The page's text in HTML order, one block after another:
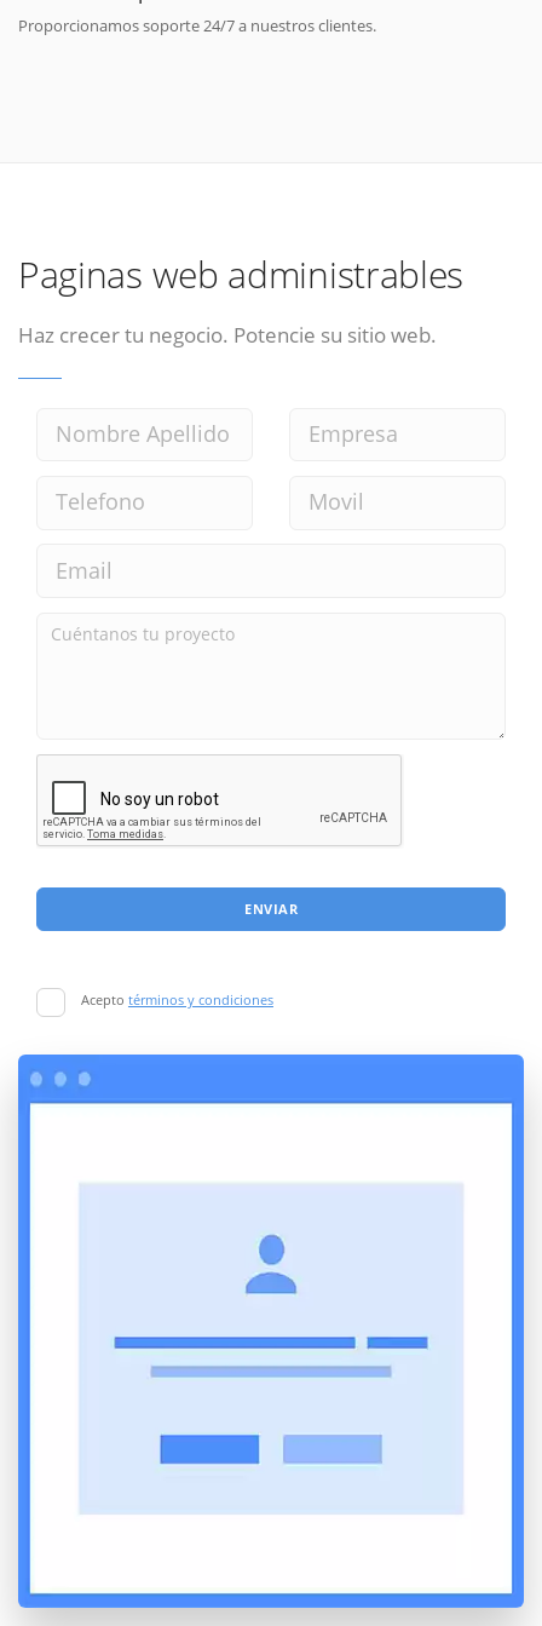
Proporcionamos soporte 24/7 a nuestros clientes.
Paginas web administrables
Haz crecer tu negocio. Potencie su sitio web.
ENVIAR
Acepto términos y condiciones